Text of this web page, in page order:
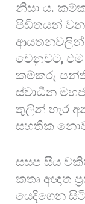
නිසා ය.
පිඩිතයන් වන
ආයතනවලින්
වෙනුවට, එම
කම්කරු පන්ති
ස්වාධීන
තුලින් හැර
සහතික
සසප සිය
කතෘ අඥාත
යෙදීගෙන